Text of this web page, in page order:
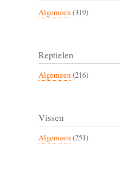
Algemeen(319)
Reptielen
Algemeen(216)
Vissen
Algemeen(251)